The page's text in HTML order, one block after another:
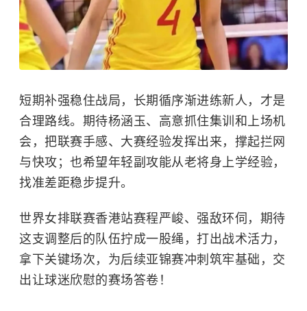
短期补强稳住战局，长期循序渐进练新人，才是
合理路线。期待杨涵玉、高意抓住集训和上场机
会，把联赛手感、大赛经验发挥出来，撑起拦网
与快攻；也希望年轻副攻能从老将身上学经验，
找准差距稳步提升。
世界女排联赛香港站赛程严峻、强敌环伺，期待
这支调整后的队伍拧成一股绳，打出战术活力，
拿下关键场次，为后续亚锦赛冲刺筑牢基础，交
出让球迷欣慰的赛场答卷！